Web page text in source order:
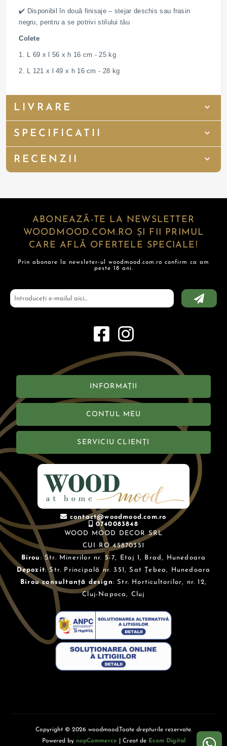
✔️ Disponibil în două finisaje – stejar deschis sau frasin
negru, pentru a se potrivi stilului tău
Colete
1. L 69 x l 56 x h 16 cm - 25 kg
2. L 121 x l 49 x h 16 cm - 28 kg
LIVRARE
SPECIFICATII
RECENZII
ABONEAZĂ-TE LA NEWSLETTER
WOODMOOD.COM.RO ȘI FII PRIMUL
CARE AFLĂ OFERTELE SPECIALE!
Prin abonare la newsleter-ul woodmood.com.ro confirm ca am
peste 18 ani.
INFORMAȚII
CONTUL MEU
SERVICIU CLIENȚI
contact@woodmood.com.ro
0740083848
WOOD MOOD DECOR SRL
CUI RO 45870351
Birou : Str. Minerilor nr. 5-7, Etaj 1, Brad, Hunedoara
Depozit: Str. Principală nr. 351, Sat Țebea, Hunedoara
Birou consultanță design: Str. Horticultorilor, nr. 12,
Cluj-Napoca, Cluj
Copyright © 2026 woodmood.Toate drepturile rezervate.
Powered by nopCommerce | Creat de Ecom Digital